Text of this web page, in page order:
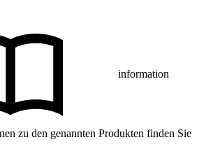
information
zu den genannten Produkten finden Sie